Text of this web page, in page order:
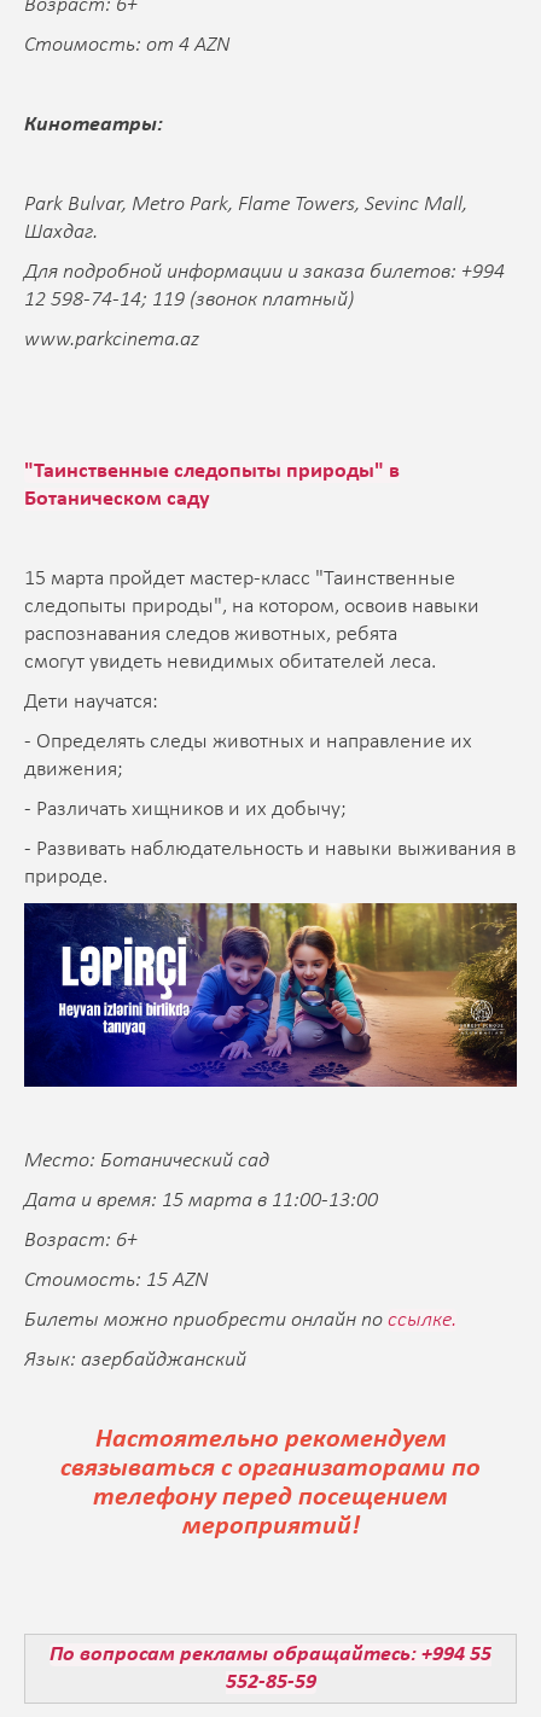
Возраст: 6+
Стоимость: от 4 AZN
Кинотеатры:
Park Bulvar, Metro Park, Flame Towers, Sevinc Mall,
Шахдаг.
Для подробной информации и заказа билетов: +994
12 598-74-14; 119 (звонок платный)
www.parkcinema.az
"Таинственные следопыты природы" в
Ботаническом саду
15 марта пройдет мастер-класс "Таинственные
следопыты природы", на котором, освоив навыки
распознавания следов животных, ребята
смогут увидеть невидимых обитателей леса.
Дети научатся:
- Определять следы животных и направление их
движения;
- Различать хищников и их добычу;
- Развивать наблюдательность и навыки выживания в
природе.
Место: Ботанический сад
Дата и время: 15 марта в 11:00-13:00
Возраст: 6+
Стоимость: 15 AZN
Билеты можно приобрести онлайн по ссылке.
Язык: азербайджанский
Настоятельно рекомендуем
связываться с организаторами по
телефону перед посещением
мероприятий!
По вопросам рекламы обращайтесь: +994 55
552-85-59